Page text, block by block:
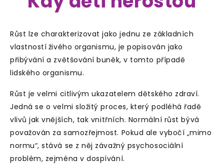
Růst lze charakterizovat jako jednu ze základních
vlastností živého organismu, je popisován jako
přibývání a zvětšování buněk, v tomto případě
lidského organismu.
Růst je velmi citlivým ukazatelem dětského zdraví.
Jedná se o velmi složitý proces, který podléhá řadě
vlivů jak vnějších, tak vnitřních. Normální růst bývá
považován za samozřejmost. Pokud ale vybočí „mimo
normu“, stává se z něj závažný psychosociální
problém, zejména v dospívání.